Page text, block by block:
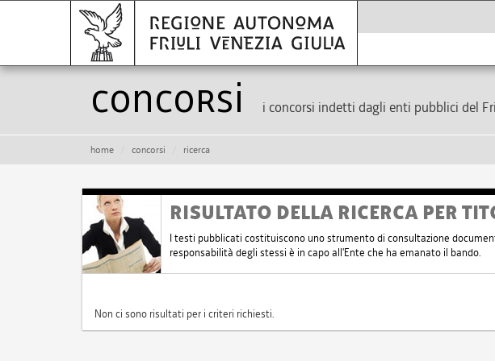
Concorsi i concorsi indetti dagli enti pubblici del
home concorsi ricerca
RISULTATO DELLA RICERCA PER
I testi pubblicati costituiscono uno strumento di consultazione
responsabilità degli stessi è in capo all'Ente che ha emanato il bando.
Non ci sono risultati per i criteri richiesti.